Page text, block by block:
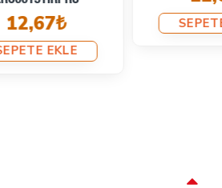
SEPETE EKLE